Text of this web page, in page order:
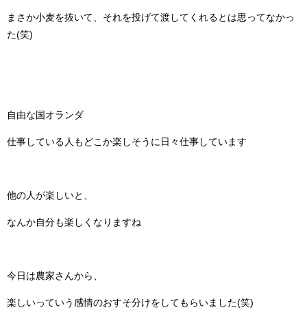
まさか小麦を抜いて、それを投げて渡してくれるとは思ってなかっ
た(笑)
自由な国オランダ
仕事している人もどこか楽しそうに日々仕事しています
他の人が楽しいと、
なんか自分も楽しくなりますね
今日は農家さんから、
楽しいっていう感情のおすそ分けをしてもらいました(笑)